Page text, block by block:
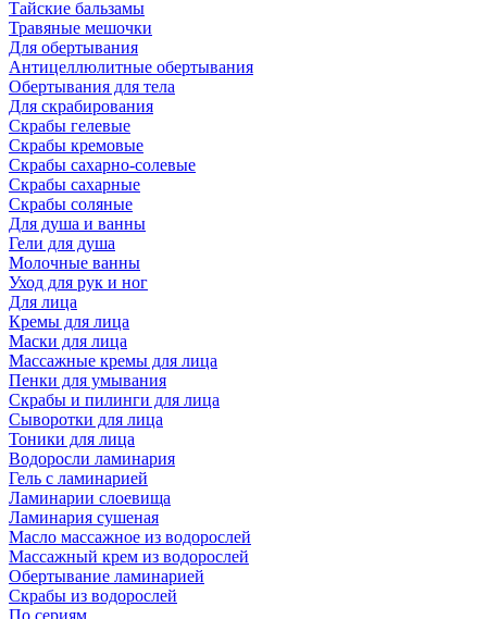
Тайские бальзамы
Травяные мешочки
Для обертывания
Антицеллюлитные обертывания
Обертывания для тела
Для скрабирования
Скрабы гелевые
Скрабы кремовые
Скрабы сахарно-солевые
Скрабы сахарные
Скрабы соляные
Для душа и ванны
Гели для душа
Молочные ванны
Уход для рук и ног
Для лица
Кремы для лица
Маски для лица
Массажные кремы для лица
Пенки для умывания
Скрабы и пилинги для лица
Сыворотки для лица
Тоники для лица
Водоросли ламинария
Гель с ламинарией
Ламинарии слоевища
Ламинария сушеная
Масло массажное из водорослей
Массажный крем из водорослей
Обертывание ламинарией
Скрабы из водорослей
По сериям